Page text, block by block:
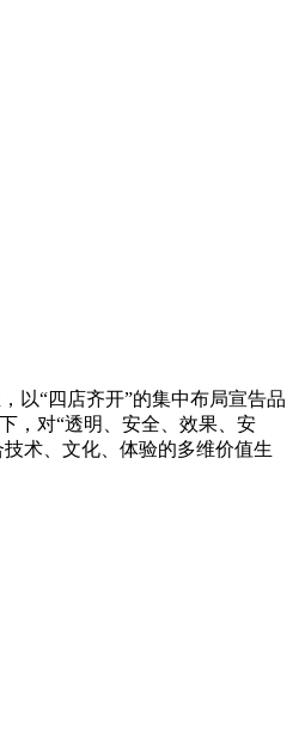
以“四店齐开”的集中布局宣告品
，对“透明、安全、效果、安
术、文化、体验的多维价值生